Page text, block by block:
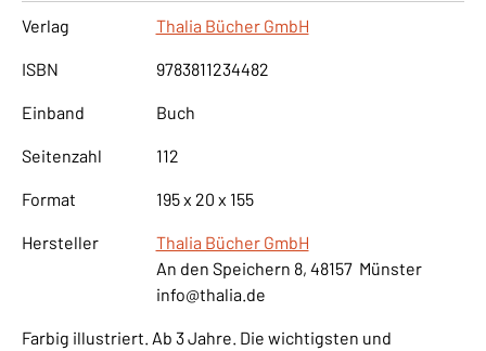
Verlag
Thalia Bücher GmbH
ISBN 9783811234482
Einband Buch
Seitenzahl 112
Format 195 x 20 x 155
Hersteller
Thalia Bücher GmbH
An den Speichern 8, 48157 Münster
info@thalia.de
Farbig illustriert. Ab 3 Jahre. Die wichtigsten und